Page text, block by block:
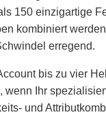
150 einzigartige
kombiniert
erregend.
bis zu vier
wenn Ihr
und